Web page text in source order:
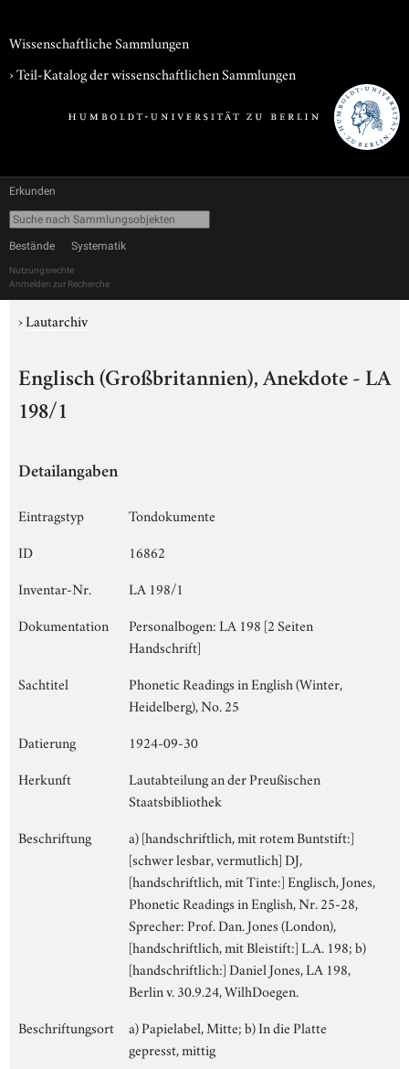
Wissenschaftliche Sammlungen
› Teil-Katalog der wissenschaftlichen Sammlungen
Erkunden
Bestände Systematik
Nutzungsrechte
Anmelden zur Recherche
›Lautarchiv
Englisch (Großbritannien), Anekdote - LA
198/1
Detailangaben
Eintragstyp
Tondokumente
ID
16862
Inventar-Nr.
LA 198/1
Dokumentation
Personalbogen: LA 198 [2 Seiten
Handschrift]
Sachtitel
Phonetic Readings in English (Winter,
Heidelberg), No. 25
Datierung
1924-09-30
Herkunft
Lautabteilung an der Preußischen
Staatsbibliothek
Beschriftung
a) [handschriftlich, mit rotem Buntstift:]
[schwer lesbar, vermutlich] DJ,
[handschriftlich, mit Tinte:] Englisch, Jones,
Phonetic Readings in English, Nr. 25-28,
Sprecher: Prof. Dan. Jones (London),
[handschriftlich, mit Bleistift:] L.A. 198; b)
[handschriftlich:] Daniel Jones, LA 198,
Berlin v. 30.9.24, WilhDoegen.
Beschriftungsort
a) Papielabel, Mitte; b) In die Platte
gepresst, mittig